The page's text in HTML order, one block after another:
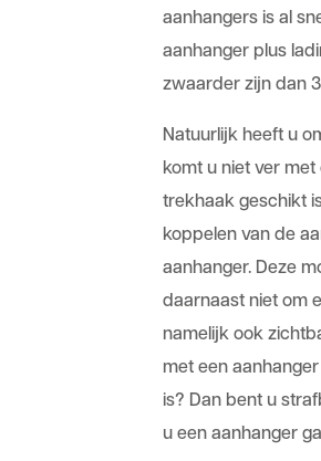
aanhangers is al
aanhanger plus
zwaarder zijn dan
Natuurlijk heeft u
komt u niet ver
trekhaak geschikt
koppelen van de
aanhanger. Deze
daarnaast niet om
namelijk ook
met een
is? Dan bent u
u een aanhanger